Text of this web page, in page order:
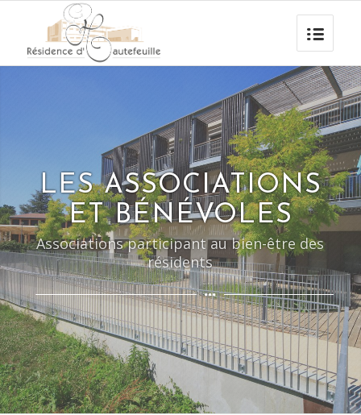
LES ASSOCIATIONS
ET BÉNÉVOLES
Associations participant au bien-être des
résidents